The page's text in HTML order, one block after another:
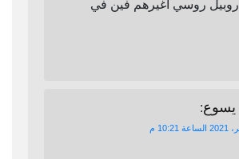
معايا 20000 روبيل روسي اغيرهم فين في
يسوع: